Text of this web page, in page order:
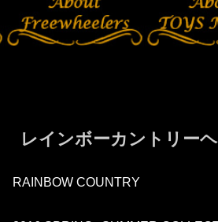
レインボーカントリー
RAINBOW COUNTRY